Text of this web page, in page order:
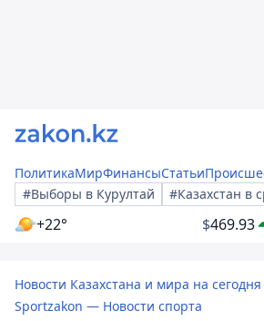
ПолитикаМирФинансыСтатьи
#Выборы в Курултай
#Казахстан в
+22° $469.93
Новости Казахстана и мира на сегодня
Sportzakon — Новости спорта